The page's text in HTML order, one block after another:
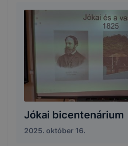
Jókai bicentenárium
2025. október 16.